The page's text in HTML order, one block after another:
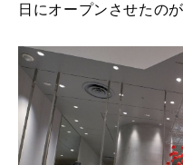
日にオープンさせたの